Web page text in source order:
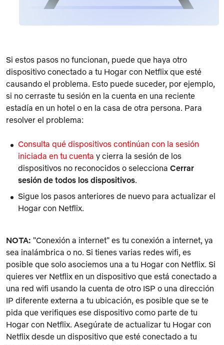
Si estos pasos no funcionan, puede que haya otro
dispositivo conectado a tu Hogar con Netflix que esté
causando el problema. Esto puede suceder, por ejemplo,
si no cerraste tu sesión en la cuenta en una reciente
estadía en un hotel o en la casa de otra persona. Para
resolver el problema:
Consulta qué dispositivos continúan con la sesión
iniciada en tu cuenta y cierra la sesión de los
dispositivos no reconocidos o selecciona Cerrar
sesión de todos los dispositivos.
Sigue los pasos anteriores de nuevo para actualizar el
Hogar con Netflix.
NOTA: "Conexión a internet" es tu conexión a internet, ya
sea inalámbrica o no. Si tienes varias redes wifi, es
posible que solo asociemos una a tu Hogar con Netflix. Si
quieres ver Netflix en un dispositivo que está conectado a
una red wifi usando la cuenta de otro ISP o una dirección
IP diferente externa a tu ubicación, es posible que se te
pida que verifiques ese dispositivo como parte de tu
Hogar con Netflix. Asegúrate de actualizar tu Hogar con
Netflix desde un dispositivo que esté conectado a tu